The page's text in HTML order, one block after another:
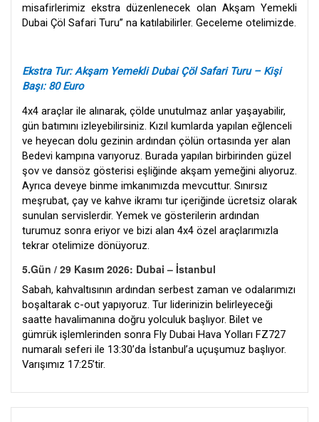
misafirlerimiz ekstra düzenlenecek olan Akşam Yemekli
Dubai Çöl Safari Turu” na katılabilirler. Geceleme otelimizde.
Ekstra Tur: Akşam Yemekli Dubai Çöl Safari Turu – Kişi
Başı: 80 Euro
4x4 araçlar ile alınarak, çölde unutulmaz anlar yaşayabilir,
gün batımını izleyebilirsiniz. Kızıl kumlarda yapılan eğlenceli
ve heyecan dolu gezinin ardından çölün ortasında yer alan
Bedevi kampına varıyoruz. Burada yapılan birbirinden güzel
şov ve dansöz gösterisi eşliğinde akşam yemeğini alıyoruz.
Ayrıca deveye binme imkanımızda mevcuttur. Sınırsız
meşrubat, çay ve kahve ikramı tur içeriğinde ücretsiz olarak
sunulan servislerdir. Yemek ve gösterilerin ardından
turumuz sonra eriyor ve bizi alan 4x4 özel araçlarımızla
tekrar otelimize dönüyoruz.
5.Gün / 29 Kasım 2026: Dubai – İstanbul
Sabah, kahvaltısının ardından serbest zaman ve odalarımızı
boşaltarak c-out yapıyoruz. Tur liderinizin belirleyeceği
saatte havalimanına doğru yolculuk başlıyor. Bilet ve
gümrük işlemlerinden sonra Fly Dubai Hava Yolları FZ727
numaralı seferi ile 13:30’da İstanbul’a uçuşumuz başlıyor.
Varışımız 17:25’tir.